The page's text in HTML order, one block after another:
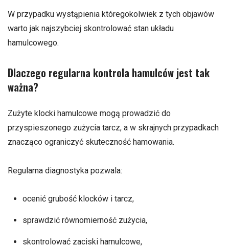
W przypadku wystąpienia któregokolwiek z tych objawów
warto jak najszybciej skontrolować stan układu
hamulcowego.
Dlaczego regularna kontrola hamulców jest tak
ważna?
Zużyte klocki hamulcowe mogą prowadzić do
przyspieszonego zużycia tarcz, a w skrajnych przypadkach
znacząco ograniczyć skuteczność hamowania.
Regularna diagnostyka pozwala:
ocenić grubość klocków i tarcz,
sprawdzić równomierność zużycia,
skontrolować zaciski hamulcowe,